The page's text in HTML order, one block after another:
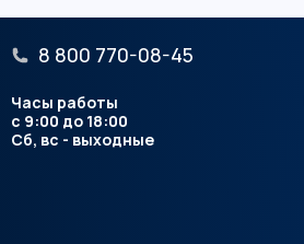
8 800 770-08-45
Часы работы
с 9:00 до 18:00
Сб, вс - выходные